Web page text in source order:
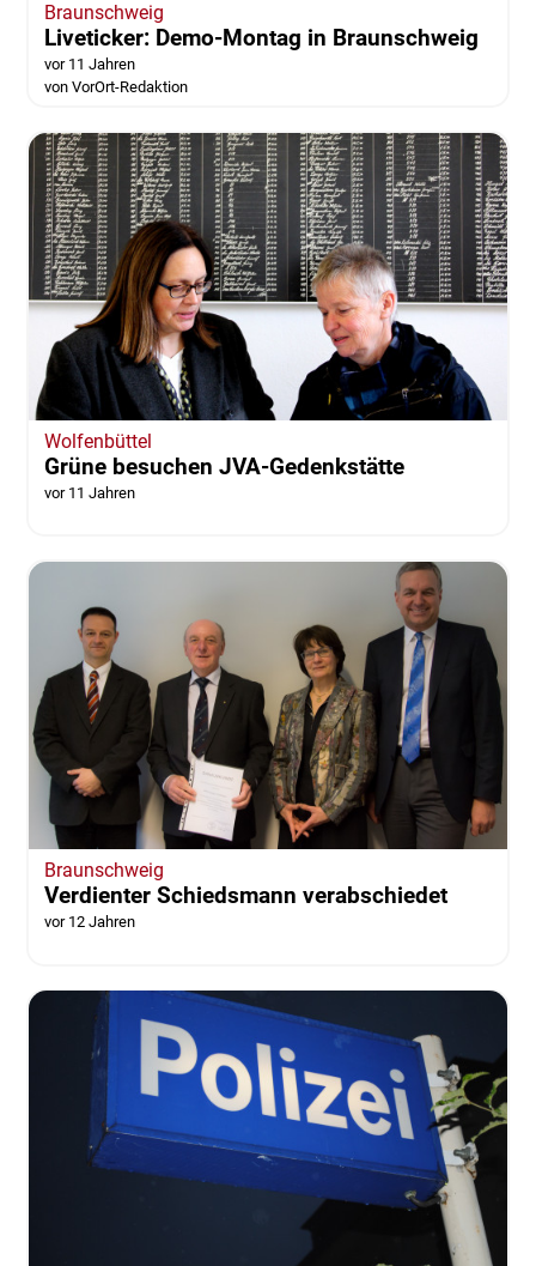
Braunschweig
Liveticker: Demo-Montag in Braunschweig
vor 11 Jahren
von VorOrt-Redaktion
Wolfenbüttel
Grüne besuchen JVA-Gedenkstätte
vor 11 Jahren
Braunschweig
Verdienter Schiedsmann verabschiedet
vor 12 Jahren